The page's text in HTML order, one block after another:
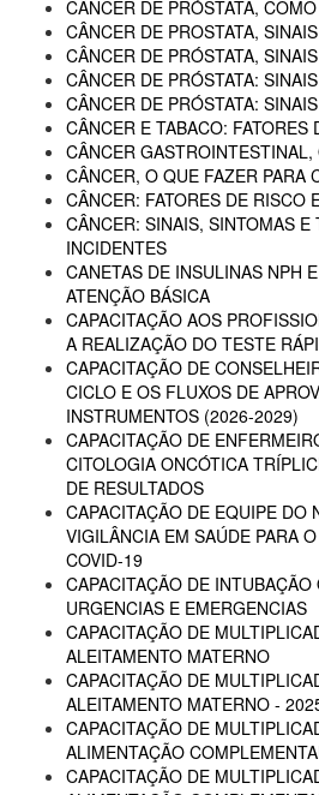
CÂNCER DE PRÓSTATA,
CÂNCER DE PROSTATA,
CÂNCER DE PRÓSTATA,
CÂNCER DE PRÓSTATA:
CÂNCER DE PRÓSTATA:
CÂNCER E TABACO: FATORES
CÂNCER
CÂNCER, O QUE FAZER PARA
CÂNCER: FATORES DE RISCO
CÂNCER: SINAIS, SINTOMAS E
INCIDENTES
CANETAS DE INSULINAS NPH
ATENÇÃO BÁSICA
CAPACITAÇÃO AOS
A REALIZAÇÃO DO TESTE
CAPACITAÇÃO DE
CICLO E OS FLUXOS DE
INSTRUMENTOS (2026-2029)
CAPACITAÇÃO DE
CITOLOGIA ONCÓTICA
DE RESULTADOS
CAPACITAÇÃO DE EQUIPE DO
VIGILÂNCIA EM SAÚDE PARA
COVID-19
CAPACITAÇÃO DE
URGENCIAS E EMERGENCIAS
CAPACITAÇÃO DE
ALEITAMENTO MATERNO
CAPACITAÇÃO DE
ALEITAMENTO MATERNO -
CAPACITAÇÃO DE
ALIMENTAÇÃO
CAPACITAÇÃO DE